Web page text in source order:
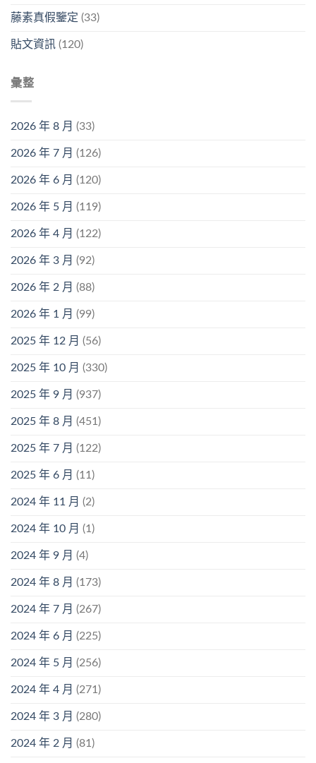
藤素真假鑒定 (33)
貼文資訊 (120)
彙整
2026 年 8 月 (33)
2026 年 7 月 (126)
2026 年 6 月 (120)
2026 年 5 月 (119)
2026 年 4 月 (122)
2026 年 3 月 (92)
2026 年 2 月 (88)
2026 年 1 月 (99)
2025 年 12 月 (56)
2025 年 10 月 (330)
2025 年 9 月 (937)
2025 年 8 月 (451)
2025 年 7 月 (122)
2025 年 6 月 (11)
2024 年 11 月 (2)
2024 年 10 月 (1)
2024 年 9 月 (4)
2024 年 8 月 (173)
2024 年 7 月 (267)
2024 年 6 月 (225)
2024 年 5 月 (256)
2024 年 4 月 (271)
2024 年 3 月 (280)
2024 年 2 月 (81)